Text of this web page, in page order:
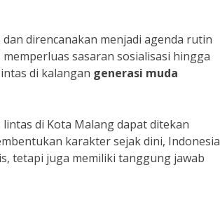
direncanakan menjadi agenda rutin
sasaran sosialisasi hingga
di kalangan generasi muda
di Kota Malang dapat ditekan
karakter sejak dini, Indonesia
tetapi juga memiliki tanggung jawab